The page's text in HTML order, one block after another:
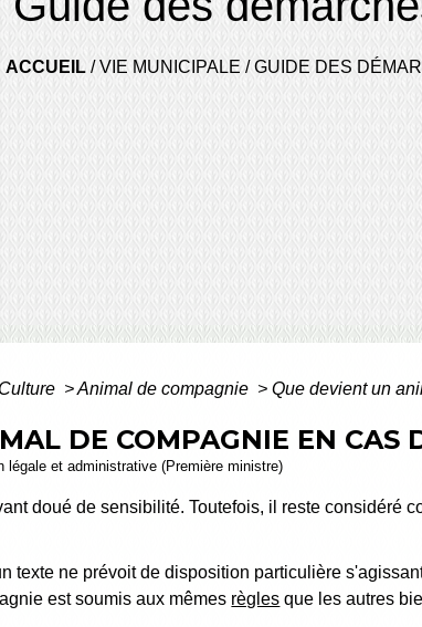
ACCUEIL/VIE MUNICIPALE /GUIDE DES
> Animal de compagnie > Que devient un
DE COMPAGNIE EN CAS
légale et administrative (Première ministre)
doué de sensibilité. Toutefois, il reste considéré
texte ne prévoit de disposition particulière
est soumis aux mêmes règles que les autres